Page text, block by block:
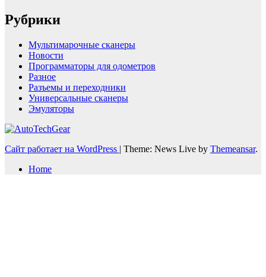
Рубрики
Мультимарочные сканеры
Новости
Программаторы для одометров
Разное
Разъемы и переходники
Универсальные сканеры
Эмуляторы
Сайт работает на WordPress | Theme: News Live by Themeansar.
Home